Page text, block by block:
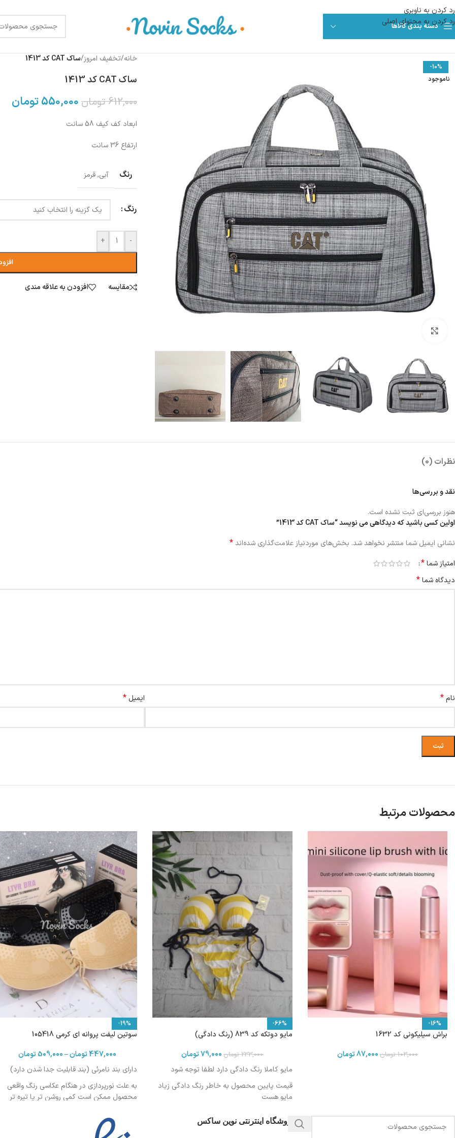
رد کردن به ناوبری
رد کردن به محتوای اصلی
دسته بندی کالاها
-10%
ناموجود
خانه/تخفیف امروز/ساک CAT کد 1413
ساک CAT کد 1413
612,000 تومان 550,000تومان
ابعاد کف کیف 58 سانت
ارتفاع 36 سانت
رنگ آبی,قرمز
رنگ
-
+
مقایسه افزودن به علاقه مندی
نظرات (0)
نقد و بررسی‌ها
هنوز بررسی‌ای ثبت نشده است.
اولین کسی باشید که دیدگاهی می نویسد “ساک CAT کد 1413”
نشانی ایمیل شما منتشر نخواهد شد. بخش‌های موردنیاز علامت‌گذاری شده‌اند*
امتیاز شما*
دیدگاه شما*
نام* ایمیل *
محصولات مرتبط
-16%
براش سیلیکونی کد 1632
103,000 تومان 87,000تومان
-66%
مایو دوتکه کد 839 (رنگ دادگی)
233,000 تومان 79,000تومان
مایو کاملا رنگ دادگی دارد لطفا توجه شود
قیمت پایین محصول به خاطر رنگ دادگی زیاد
مایو هست
-19%
سوتین لیفت پروانه ای کرمی 105418
447,000تومان–
509,000 تومان
دارای بند نامرئی (بند قابلیت جدا شدن دارد)
به علت نورپردازی در هنگام عکاسی رنگ واقعی
محصول ممکن است کمی روشن تر یا تیره تر
فروشگاه اینترنتی نوین ساکس